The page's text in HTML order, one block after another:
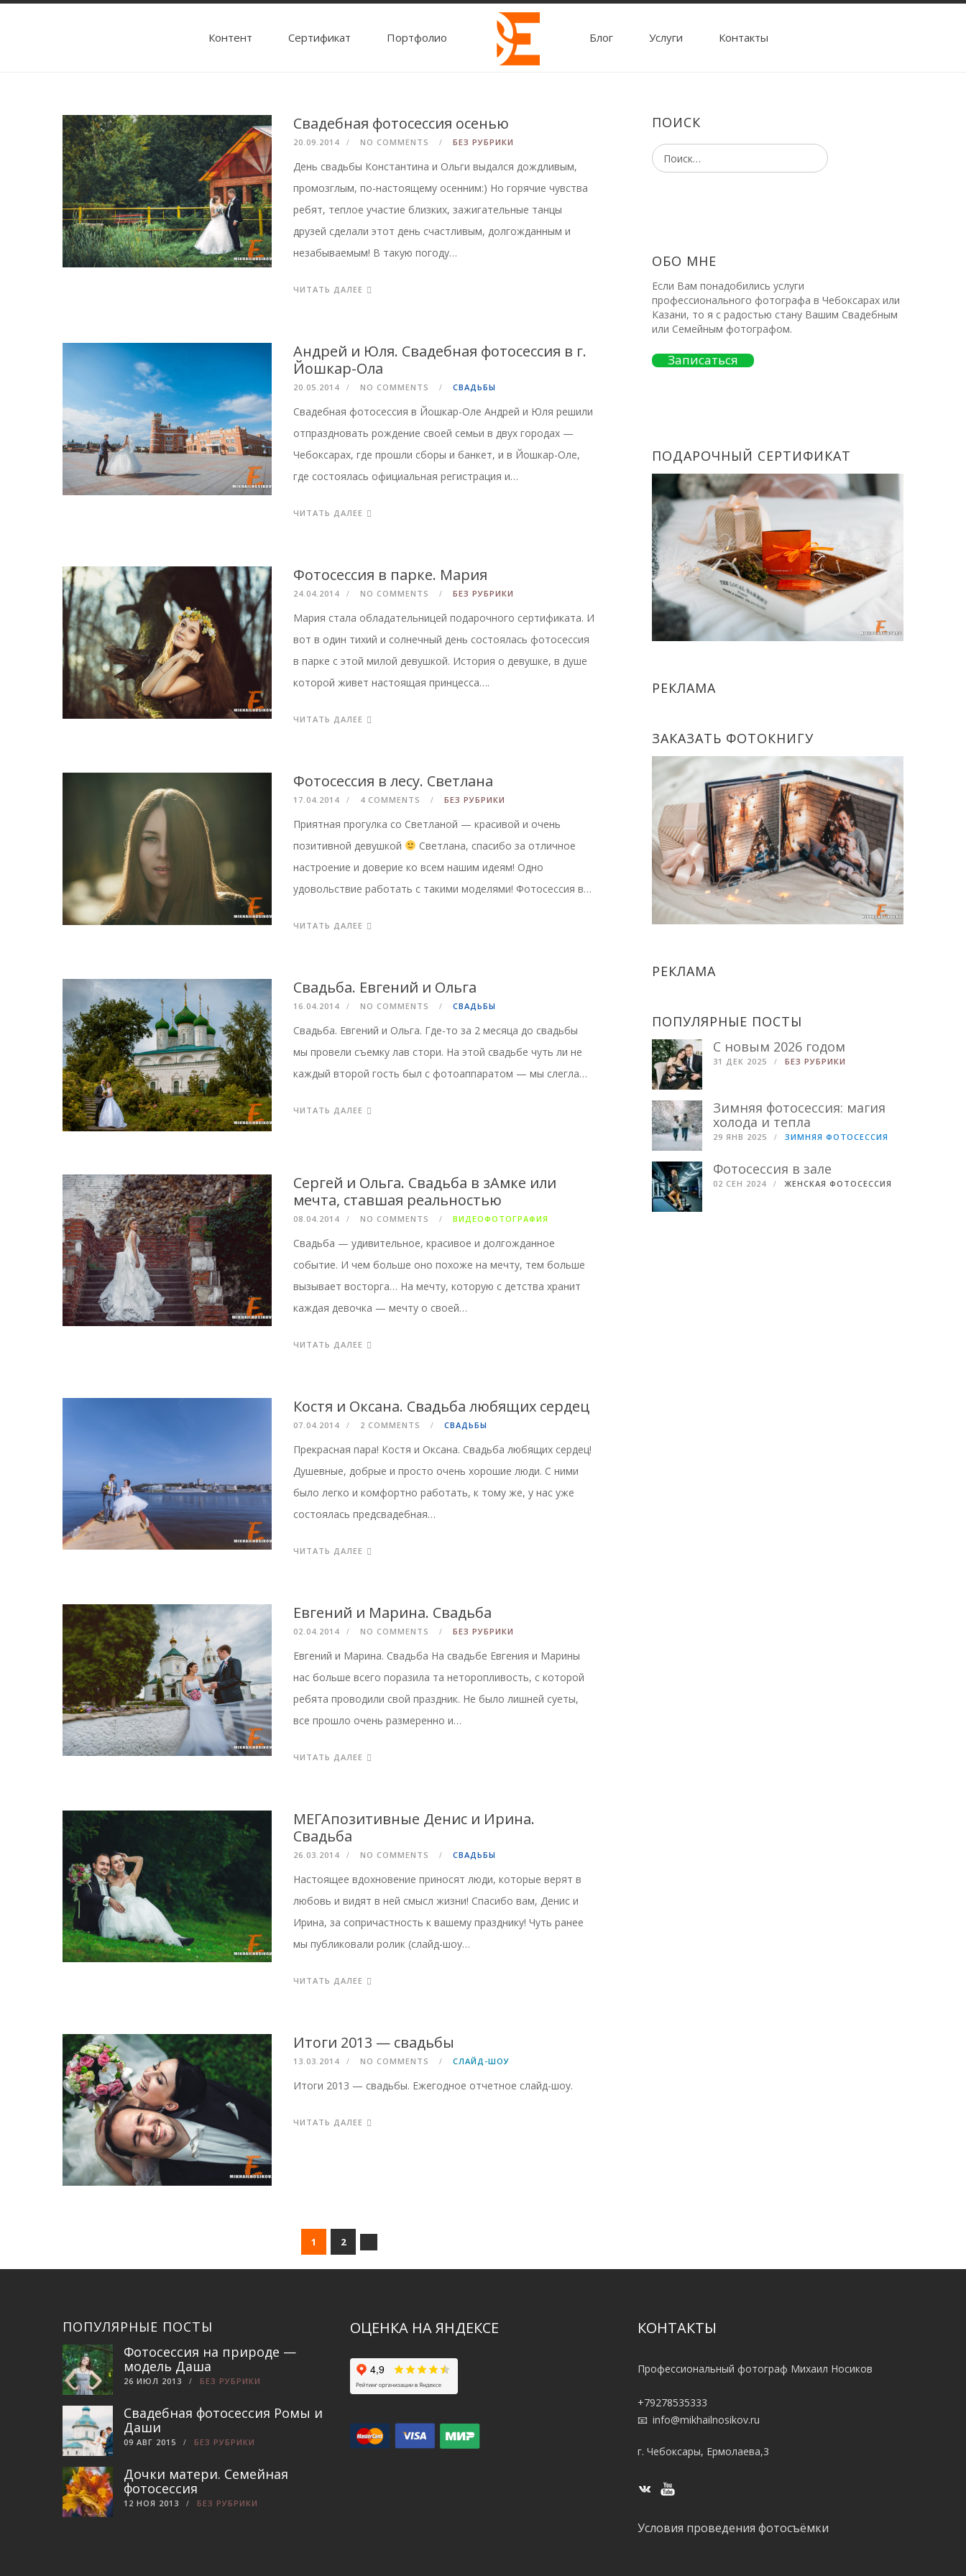
Контент Cертификат Портфолио Блог Услуги Контакты
Свадебная фотосессия осенью
20.09.2014 NO COMMENTS БЕЗ РУБРИКИ
День свадьбы Константина и Ольги выдался дождливым,
промозглым, по-настоящему осенним:) Но горячие чувства
ребят, теплое участие близких, зажигательные танцы
друзей сделали этот день счастливым, долгожданным и
незабываемым! В такую погоду…
ЧИТАТЬ ДАЛЕЕ
Андрей и Юля. Свадебная фотосессия в г.
Йошкар-Ола
20.05.2014 NO COMMENTS СВАДЬБЫ
Свадебная фотосессия в Йошкар-Оле Андрей и Юля решили
отпраздновать рождение своей семьи в двух городах —
Чебоксарах, где прошли сборы и банкет, и в Йошкар-Оле,
где состоялась официальная регистрация и…
ЧИТАТЬ ДАЛЕЕ
Фотосессия в парке. Мария
24.04.2014 NO COMMENTS БЕЗ РУБРИКИ
Мария стала обладательницей подарочного сертификата. И
вот в один тихий и солнечный день состоялась фотосессия
в парке с этой милой девушкой. История о девушке, в душе
которой живет настоящая принцесса….
ЧИТАТЬ ДАЛЕЕ
Фотосессия в лесу. Светлана
17.04.2014 4 COMMENTS БЕЗ РУБРИКИ
Приятная прогулка со Светланой — красивой и очень
позитивной девушкой
Светлана, спасибо за отличное
настроение и доверие ко всем нашим идеям! Одно
удовольствие работать с такими моделями! Фотосессия в…
ЧИТАТЬ ДАЛЕЕ
Свадьба. Евгений и Ольга
16.04.2014 NO COMMENTS СВАДЬБЫ
Свадьба. Евгений и Ольга. Где-то за 2 месяца до свадьбы
мы провели съемку лав стори. На этой свадьбе чуть ли не
каждый второй гость был с фотоаппаратом — мы слегла…
ЧИТАТЬ ДАЛЕЕ
Сергей и Ольга. Свадьба в зАмке или
мечта, ставшая реальностью
08.04.2014 NO COMMENTS ВИДЕОФОТОГРАФИЯ
Свадьба — удивительное, красивое и долгожданное
событие. И чем больше оно похоже на мечту, тем больше
вызывает восторга… На мечту, которую с детства хранит
каждая девочка — мечту о своей…
ЧИТАТЬ ДАЛЕЕ
Костя и Оксана. Свадьба любящих сердец
07.04.2014 2 COMMENTS СВАДЬБЫ
Прекрасная пара! Костя и Оксана. Свадьба любящих сердец!
Душевные, добрые и просто очень хорошие люди. С ними
было легко и комфортно работать, к тому же, у нас уже
состоялась предсвадебная…
ЧИТАТЬ ДАЛЕЕ
Евгений и Марина. Свадьба
02.04.2014 NO COMMENTS БЕЗ РУБРИКИ
Евгений и Марина. Свадьба На свадьбе Евгения и Марины
нас больше всего поразила та неторопливость, с которой
ребята проводили свой праздник. Не было лишней суеты,
все прошло очень размеренно и…
ЧИТАТЬ ДАЛЕЕ
МЕГАпозитивные Денис и Ирина.
Свадьба
26.03.2014 NO COMMENTS СВАДЬБЫ
Настоящее вдохновение приносят люди, которые верят в
любовь и видят в ней смысл жизни! Спасибо вам, Денис и
Ирина, за сопричастность к вашему празднику! Чуть ранее
мы публиковали ролик (слайд-шоу…
ЧИТАТЬ ДАЛЕЕ
Итоги 2013 — свадьбы
13.03.2014 NO COMMENTS СЛАЙД-ШОУ
Итоги 2013 — свадьбы. Ежегодное отчетное слайд-шоу.
ЧИТАТЬ ДАЛЕЕ
1 2
ПОИСК
ОБО МНЕ
Если Вам понадобились услуги
профессионального фотографа в Чебоксарах или
Казани, то я с радостью стану Вашим Свадебным
или Семейным фотографом.
Записаться
ПОДАРОЧНЫЙ СЕРТИФИКАТ
РЕКЛАМА
ЗАКАЗАТЬ ФОТОКНИГУ
РЕКЛАМА
ПОПУЛЯРНЫЕ ПОСТЫ
С новым 2026 годом
31 ДЕК 2025 БЕЗ РУБРИКИ
Зимняя фотосессия: магия
холода и тепла
29 ЯНВ 2025 ЗИМНЯЯ ФОТОСЕССИЯ
Фотосессия в зале
02 СЕН 2024 ЖЕНСКАЯ ФОТОСЕССИЯ
ПОПУЛЯРНЫЕ ПОСТЫ
Фотосессия на природе —
модель Даша
26 ИЮЛ 2013 БЕЗ РУБРИКИ
Свадебная фотосессия Ромы и
Даши
09 АВГ 2015 БЕЗ РУБРИКИ
Дочки матери. Семейная
фотосессия
12 НОЯ 2013 БЕЗ РУБРИКИ
ОЦЕНКА НА ЯНДЕКСЕ КОНТАКТЫ
Профессиональный фотограф Михаил Носиков
+79278535333
info@mikhailnosikov.ru
г. Чебоксары, Ермолаева,3
Условия проведения фотосъёмки